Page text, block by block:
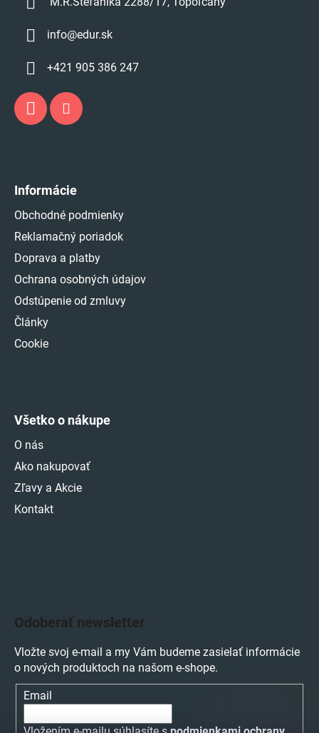
info@edur.sk
+421 905 386 247
Informácie
Obchodné podmienky
Reklamačný poriadok
Doprava a platby
Ochrana osobných údajov
Odstúpenie od zmluvy
Články
Cookie
Všetko o nákupe
O nás
Ako nakupovať
Zľavy a Akcie
Kontakt
Odoberať newsletter
Vložte svoj e-mail a my Vám budeme zasielať informácie
o nových produktoch na našom e-shope.
Email